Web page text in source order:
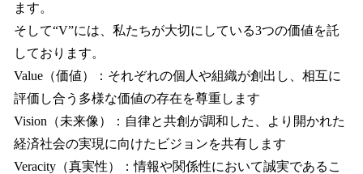
ます。
そして“V”には、私たちが大切にしている3つの価値を託
しております。
Value（価値）：それぞれの個人や組織が創出し、相互に
評価し合う多様な価値の存在を尊重します
Vision（未来像）：自律と共創が調和した、より開かれた
経済社会の実現に向けたビジョンを共有します
Veracity（真実性）：情報や関係性において誠実であるこ